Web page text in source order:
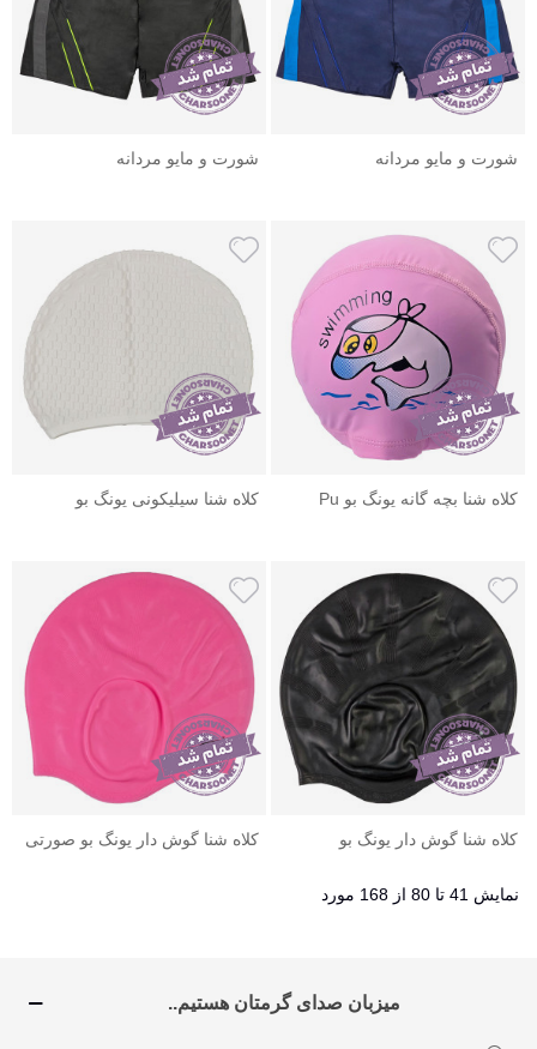
شورت و مایو مردانه شورت و مایو مردانه
کلاه شنا بچه گانه یونگ بو Pu
کلاه شنا سیلیکونی یونگ بو
کلاه شنا گوش دار یونگ بو
کلاه شنا گوش دار یونگ بو صورتی
نمایش 41 تا 80 از 168 مورد
میزبان صدای گرمتان هستیم..